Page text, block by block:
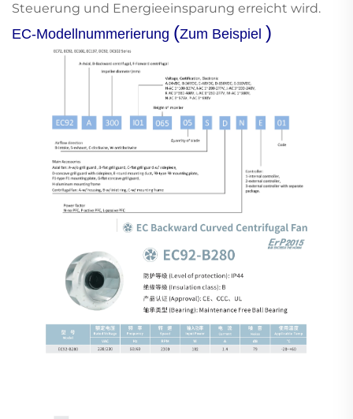
Steuerung und Energieeinsparung erreicht wird.
EC-Modellnummerierung (Zum Beispiel )